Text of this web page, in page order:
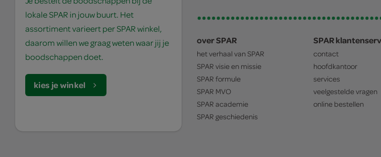
lokale SPAR in jouw buurt. Het
assortiment varieert per SPAR winkel,
daarom willen we graag weten waar jij je
boodschappen doet.
kies je winkel
over SPAR
het verhaal van SPAR
SPAR visie en missie
SPAR formule
SPAR MVO
SPAR academie
SPAR geschiedenis
SPAR
contact
hoofdkantoor
services
veelgestelde vragen
online bestellen